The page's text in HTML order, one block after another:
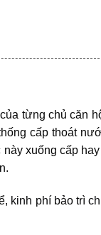
từng chủ căn
cấp thoát
xuống cấp
kinh phí bảo trì